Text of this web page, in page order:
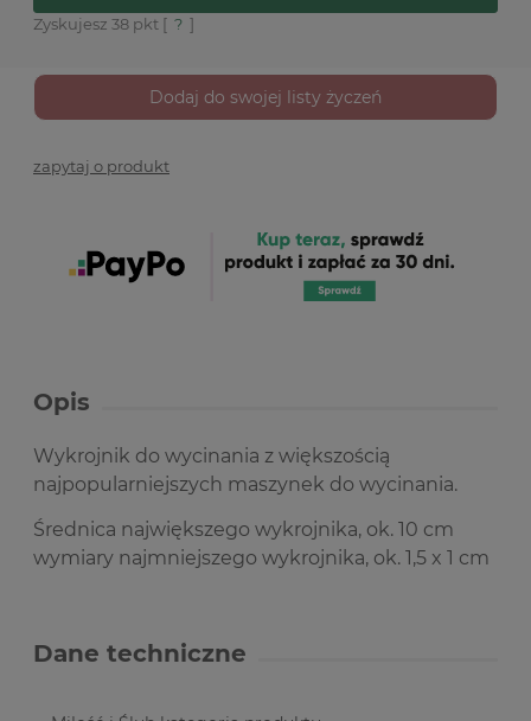
Zyskujesz 38 pkt [ ? ]
Dodaj do swojej listy życzeń
zapytaj o produkt
Opis
Wykrojnik do wycinania z większością
najpopularniejszych maszynek do wycinania.
Średnica największego wykrojnika, ok. 10 cm
wymiary najmniejszego wykrojnika, ok. 1,5 x 1 cm
Dane techniczne